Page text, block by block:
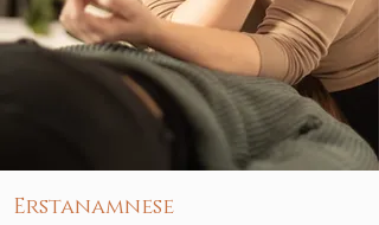
Erstanamnese